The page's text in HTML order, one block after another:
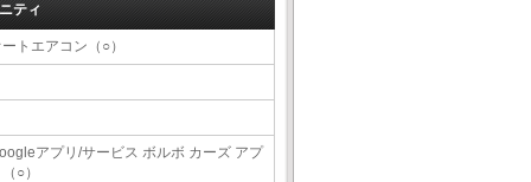
ティ
トエアコン（○）
アプリ/サービス ボルボ カーズ アプ
○）